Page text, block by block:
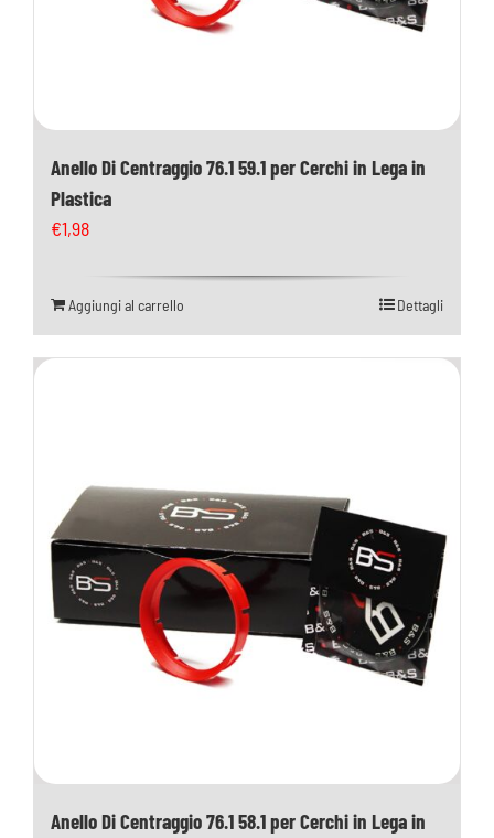
Anello Di Centraggio 76.1 59.1 per Cerchi in Lega in
Plastica
€1,98
Aggiungi al carrello Dettagli
Anello Di Centraggio 76.1 58.1 per Cerchi in Lega in